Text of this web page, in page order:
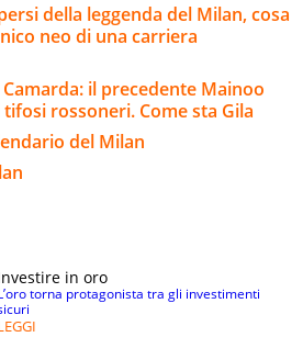
della leggenda del Milan, cosa
neo di una carriera
il precedente Mainoo
rossoneri. Come sta Gila
del Milan
in oro
torna protagonista tra gli investimenti